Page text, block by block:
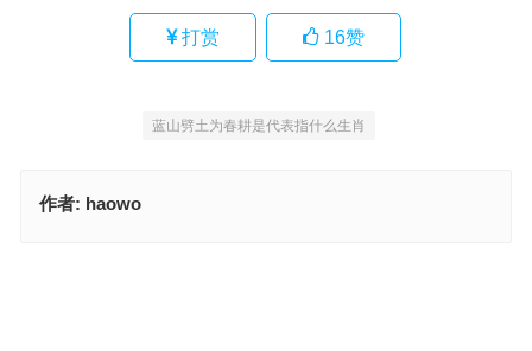
打赏 16赞
蓝山劈土为春耕是代表指什么生肖
作者: haowo